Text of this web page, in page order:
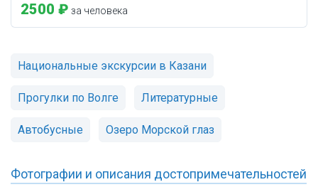
2500 ₽ за человека
Национальные экскурсии в Казани
Прогулки по Волге Литературные
Автобусные Озеро Морской глаз
Фотографии и описания достопримечательностей